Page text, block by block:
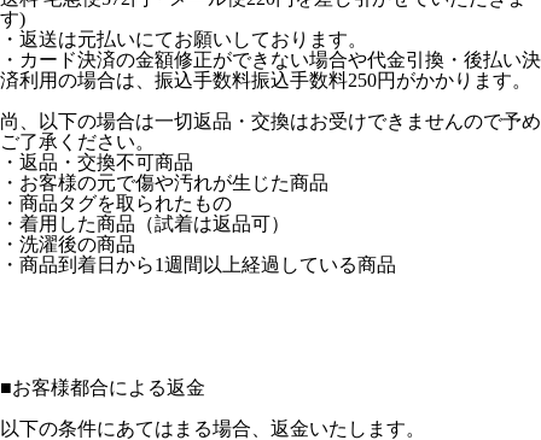
す)
・返送は元払いにてお願いしております。
・カード決済の金額修正ができない場合や代金引換・後払い決
済利用の場合は、振込手数料振込手数料250円がかかります。
尚、以下の場合は一切返品・交換はお受けできませんので予め
ご了承ください。
・返品・交換不可商品
・お客様の元で傷や汚れが生じた商品
・商品タグを取られたもの
・着用した商品（試着は返品可）
・洗濯後の商品
・商品到着日から1週間以上経過している商品
■お客様都合による返金
以下の条件にあてはまる場合、返金いたします。